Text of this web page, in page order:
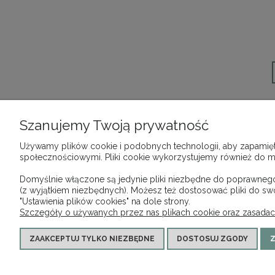
O firmie
Kontakt
Szanujemy Twoją prywatność
Używamy plików cookie i podobnych technologii, aby
społecznościowymi. Pliki cookie wykorzystujemy również do
Domyślnie włączone są jedynie pliki niezbędne do
(z wyjątkiem niezbędnych). Możesz też dostosować pliki do
"Ustawienia plików cookies" na dole strony.
Szczegóły o używanych przez nas plikach cookie oraz
ZAAKCEPTUJ TYLKO NIEZBĘDNE DOSTOSUJ ZGODY